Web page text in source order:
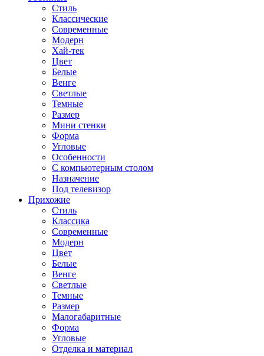
Стиль
Классические
Современные
Модерн
Хай-тек
Цвет
Белые
Венге
Светлые
Темные
Размер
Мини стенки
Форма
Угловые
Особенности
С компьютерным столом
Назначение
Под телевизор
Прихожие
Стиль
Классика
Современные
Модерн
Цвет
Белые
Венге
Светлые
Темные
Размер
Малогабаритные
Форма
Угловые
Отделка и материал